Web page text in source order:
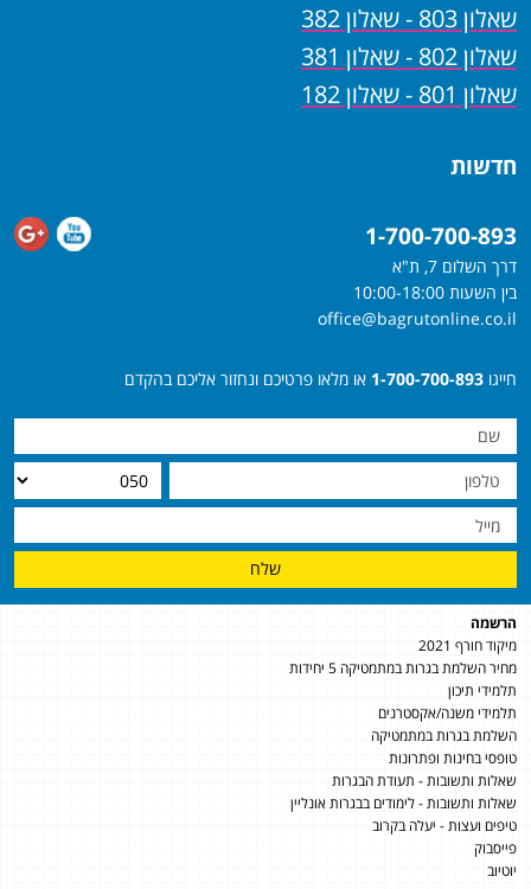
שאלון 803 - שאלון 382
שאלון 802 - שאלון 381
שאלון 801 - שאלון 182
חדשות
1-700-700-893
דרך השלום 7, ת"א
בין השעות 10:00-18:00
office@bagrutonline.co.il
חייגו 1-700-700-893 או מלאו פרטיכם ונחזור אליכם בהקדם
שלח
הרשמה
מיקוד חורף 2021
מחיר השלמת בגרות במתמטיקה 5 יחידות
תלמידי תיכון
תלמידי משנה/אקסטרנים
השלמת בגרות במתמטיקה
טופסי בחינות ופתרונות
שאלות ותשובות - תעודת הבגרות
שאלות ותשובות - לימודים בבגרות אונליין
טיפים ועצות - יעלה בקרוב
פייסבוק
יוטיוב